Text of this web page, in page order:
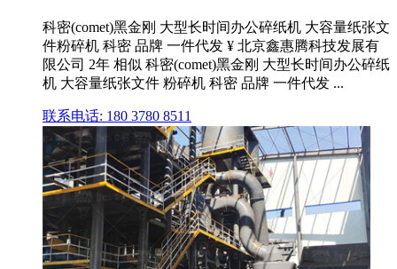
科密(comet)黑金刚 大型长时间办公碎纸机 大容量纸张文
件粉碎机 科密 品牌 一件代发 ¥ 北京鑫惠腾科技发展有
限公司 2年 相似 科密(comet)黑金刚 大型长时间办公碎纸
机 大容量纸张文件 粉碎机 科密 品牌 一件代发 ...
联系电话: 180 3780 8511